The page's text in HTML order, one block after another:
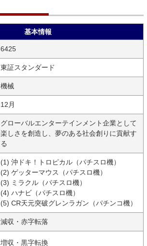
基本情報
6425
東証スタンダード
機械
12月
グローバルエンターテインメント企業として
楽しさを創造し、夢のある社会創りに貢献す
る
(1) 沖ドキ！トロピカル（パチスロ機）
(2) ゲッターマウス（パチスロ機）
(3) ミラクル（パチスロ機）
(4) ハナビ（パチスロ機）
(5) CR天元突破グレンラガン（パチンコ機）
減収・赤字転落
増収・黒字転換